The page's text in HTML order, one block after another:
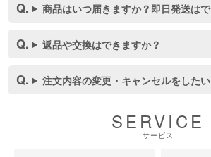
商品はいつ届きますか？即日発送は
返品や交換はできますか？
注文内容の変更・キャンセルをしたい
SERVICE
サービス